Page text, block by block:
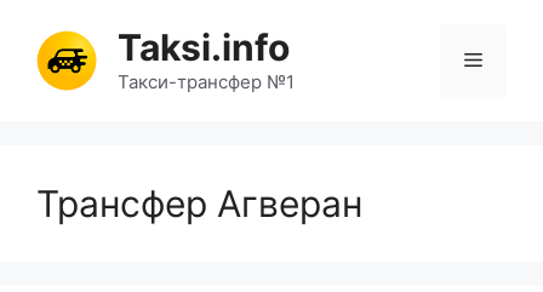
содержимому
Taksi.info
Такси-трансфер №1
Меню
Трансфер Агверан